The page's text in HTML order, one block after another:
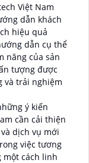
Việt Nam
dẫn khách
hiệu quả
dẫn cụ thể
năng của sản
tượng được
và trải nghiệm
ý kiến
cần cải thiện
dịch vụ mới
việc tương
một cách linh